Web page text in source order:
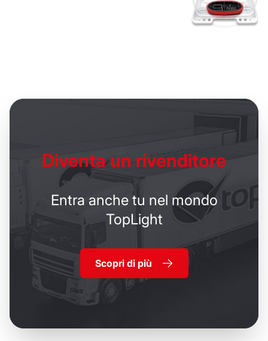
Diventa un rivenditore
Entra anche tu nel mondo
TopLight
Scopri di più